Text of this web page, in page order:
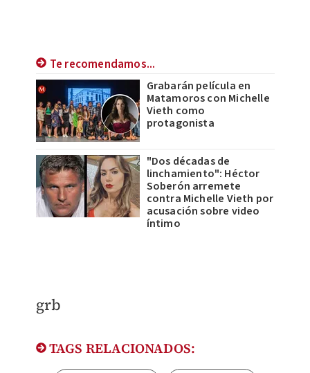
Te recomendamos...
Grabarán película en
Matamoros con Michelle
Vieth como
protagonista
"Dos décadas de
linchamiento": Héctor
Soberón arremete
contra Michelle Vieth por
acusación sobre video
íntimo
grb
TAGS RELACIONADOS: